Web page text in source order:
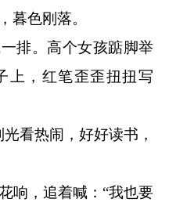
色刚落。
。高个女孩踮脚举
，红笔歪歪扭扭写
看热闹，好好读书，
，追着喊：“我也要